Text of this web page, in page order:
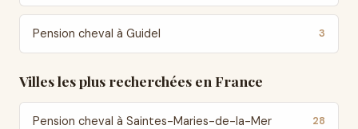
Pension cheval à Guidel 3
Villes les plus recherchées en France
Pension cheval à Saintes-Maries-de-la-Mer 28